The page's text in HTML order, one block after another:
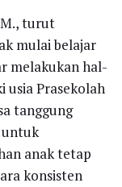
turut
mulai belajar
melakukan hal-
usia Prasekolah
tanggung
untuk
anak tetap
konsisten